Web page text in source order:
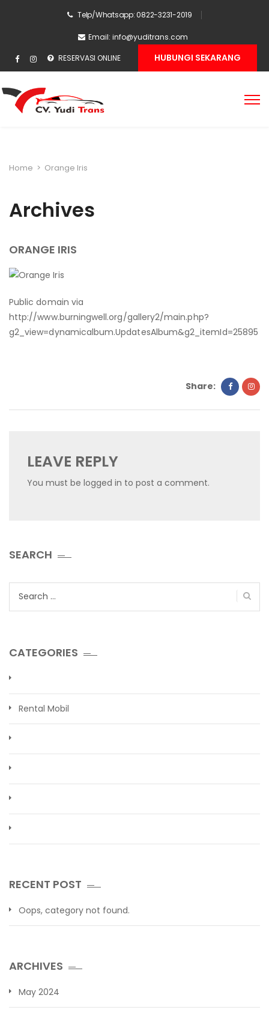
Telp/Whatsapp: 0822-3231-2019
Email: info@yuditrans.com
RESERVASI ONLINE HUBUNGI SEKARANG
Home > Orange Iris
Archives
ORANGE IRIS
Public domain via
http://www.burningwell.org/gallery2/main.php?
g2_view=dynamicalbum.UpdatesAlbum&g2_itemId=25895
Share:
LEAVE REPLY
You must be logged in to post a comment.
SEARCH
CATEGORIES
Rental Mobil
RECENT POST
Oops, category not found.
ARCHIVES
May 2024